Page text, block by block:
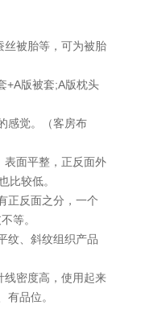
丝被胎等，可为被胎
+A版被套;A版枕头
感觉。（客房布
面平整，正反面外
比较低。
正反面之分，一个
等。
纹、斜纹组织产品
密度高，使用起来
品位。